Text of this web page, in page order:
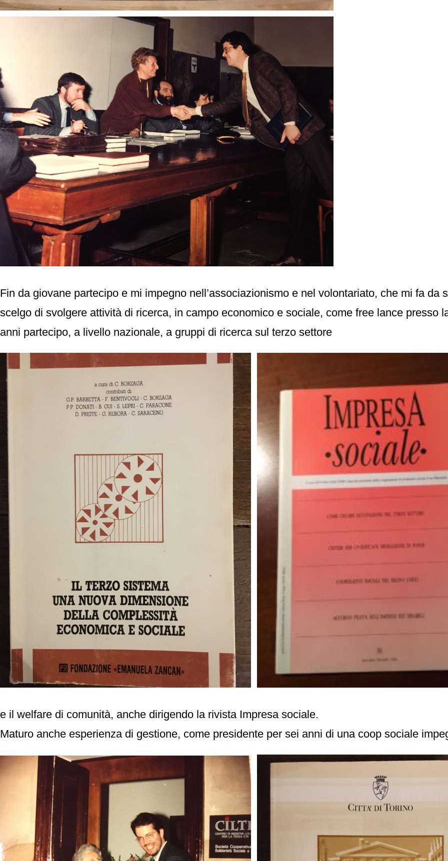
Fin da giovane partecipo e mi impegno nell’associazionismo e nel volontariato, che mi fa da
scelgo di svolgere attività di ricerca, in campo economico e sociale, come free lance presso
anni partecipo, a livello nazionale, a gruppi di ricerca sul terzo settore
e il welfare di comunità, anche dirigendo la rivista Impresa sociale.
Maturo anche esperienza di gestione, come presidente per sei anni di una coop sociale